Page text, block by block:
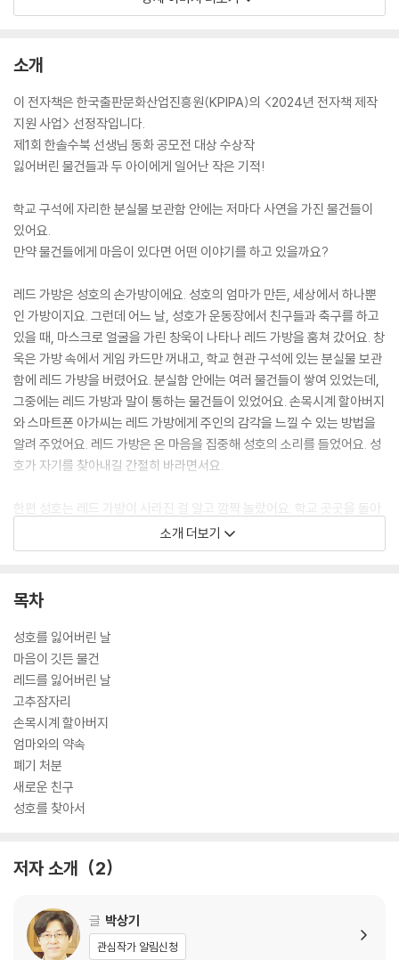
소개
이 전자책은 한국출판문화산업진흥원(KPIPA)의 <2024년 전자책 제작
지원 사업> 선정작입니다.
제1회 한솔수북 선생님 동화 공모전 대상 수상작
잃어버린 물건들과 두 아이에게 일어난 작은 기적!
학교 구석에 자리한 분실물 보관함 안에는 저마다 사연을 가진 물건들이
있어요.
만약 물건들에게 마음이 있다면 어떤 이야기를 하고 있을까요?
레드 가방은 성호의 손가방이에요. 성호의 엄마가 만든, 세상에서 하나뿐
인 가방이지요. 그런데 어느 날, 성호가 운동장에서 친구들과 축구를 하고
있을 때, 마스크로 얼굴을 가린 창욱이 나타나 레드 가방을 훔쳐 갔어요. 창
욱은 가방 속에서 게임 카드만 꺼내고, 학교 현관 구석에 있는 분실물 보관
함에 레드 가방을 버렸어요. 분실함 안에는 여러 물건들이 쌓여 있었는데,
그중에는 레드 가방과 말이 통하는 물건들이 있었어요. 손목시계 할아버지
와 스마트폰 아가씨는 레드 가방에게 주인의 감각을 느낄 수 있는 방법을
알려 주었어요. 레드 가방은 온 마음을 집중해 성호의 소리를 들었어요. 성
호가 자기를 찾아내길 간절히 바라면서요.
한편 성호는 레드 가방이 사라진 걸 알고 깜짝 놀랐어요. 학교 곳곳을 돌아
다니며 레드 가방을 찾아다녔지만 어디에도 없었지요. 그러다 성호는 우연
히 창욱을 마주치게 되는데…. 성호와 레드 가방은 다시 만날 수 있을까요?
은 제1회 한솔수북 선생님 동화 공모전 대상 수상작입니다. 초등학교 교사
게 되었습니다. 레드 가방과 성호의 시점이 교차되며 전개되는 이 이야기
는 아이들로 하여금 물건에 대한 감수성과 상상력을 높이고, 따뜻한 감동
을 전해 줄 것입니다.
소개 더보기
목차
성호를 잃어버린 날
마음이 깃든 물건
레드를 잃어버린 날
고추잠자리
손목시계 할아버지
엄마와의 약속
폐기 처분
새로운 친구
성호를 찾아서
저자 소개 2
글 박상기
관심작가 알림신청